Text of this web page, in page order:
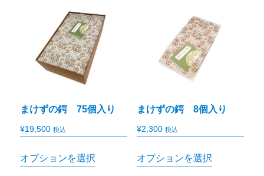
まけずの鍔 75個入り
¥19,500 税込
オプションを選択
まけずの鍔 8個入り
¥2,300 税込
オプションを選択